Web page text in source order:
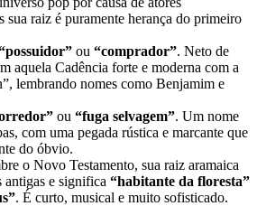
sua raiz é puramente herança do primeiro
ou “comprador”. Neto de
aquela Cadência forte e moderna com a
lembrando nomes como Benjamim e
ou “fuga selvagem”. Um nome
com uma pegada rústica e marcante que
do óbvio.
o Novo Testamento, sua raiz aramaica
antigas e significa “habitante da floresta”
. É curto, musical e muito sofisticado.